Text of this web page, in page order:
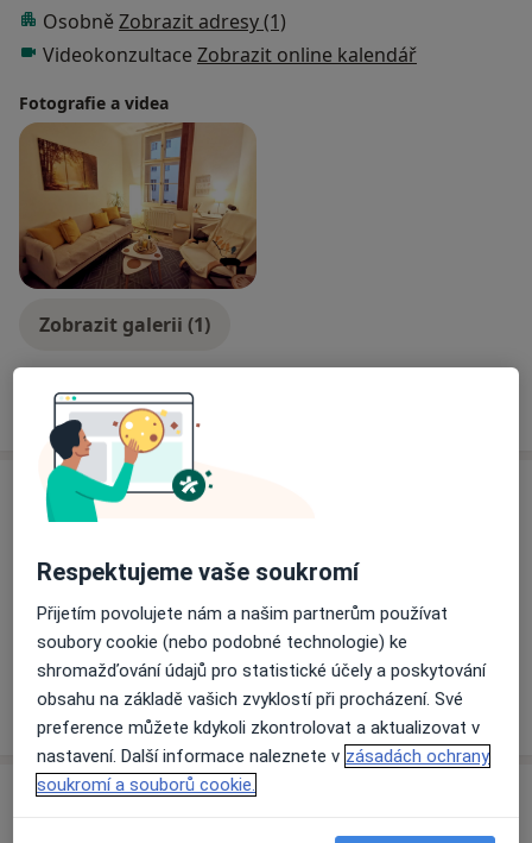
Osobně Zobrazit adresy (1)
Videokonzultace Zobrazit online kalendář
Fotografie a videa
Zobrazit galerii (1)
Zprávy
Mgr. Tea Tesárková
Karlovo náměstí 5, Praha 2 Nové Město, Praha
120 00
Objednávejte se přes web nebo přes sms na dané
telefonní číslo. Děkuji, těším se na vás.
30/07/2023
Služby a ceník služeb
Respektujeme vaše soukromí
Přijetím povolujete nám a našim partnerům používat
soubory cookie (nebo podobné technologie) ke
shromažďování údajů pro statistické účely a poskytování
obsahu na základě vašich zvyklostí při procházení. Své
preference můžete kdykoli zkontrolovat a aktualizovat v
nastavení. Další informace naleznete v zásadách ochrany
soukromí a souborů cookie.